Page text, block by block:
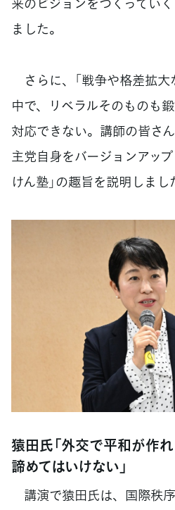
ました。
さらに、「戦争や格差拡
中で、リベラルそのものも
対応できない。講師の皆さ
主党自身をバージョンアップ
けん塾」の趣旨を説明しまし
猿田氏「外交で平和が作
諦めてはいけない」
講演で猿田氏は、国際秩